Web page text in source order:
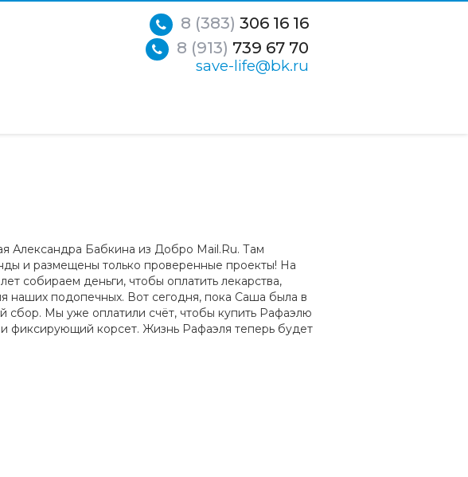
8 (383) 306 16 16
8 (913) 739 67 70
save-life@bk.ru
Александра Бабкина из Добро Mail.Ru. Там
и размещены только проверенные проекты! На
собираем деньги, чтобы оплатить лекарства,
наших подопечных. Вот сегодня, пока Саша была в
сбор. Мы уже оплатили счёт, чтобы купить Рафаэлю
и фиксирующий корсет. Жизнь Рафаэля теперь будет